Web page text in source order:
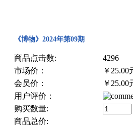
《博物》2024年第09期
商品点击数:
4296
市场价：
￥25.00
会员价：
￥25.00
用户评价：
购买数量:
商品总价: